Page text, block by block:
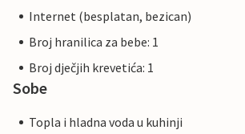
Internet (besplatan, bezican)
Broj hranilica za bebe: 1
Broj dječjih krevetića: 1
Sobe
Topla i hladna voda u kuhinji